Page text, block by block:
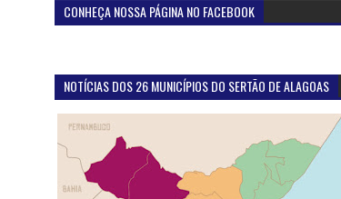
CONHEÇA NOSSA PÁGINA NO FACEBOOK
NOTÍCIAS DOS 26 MUNICÍPIOS DO SERTÃO DE ALAGOAS